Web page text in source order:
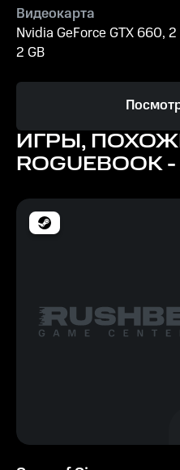
Видеокарта
Nvidia GeForce GTX 660,
2 GB
Intel Core i5-2300 | AMD
Память
8 GB ОЗУ
Минимальные
Видеокарта
Nvidia GeForce GTX 650,
Память
ИГРЫ,
ROGUEBOOK